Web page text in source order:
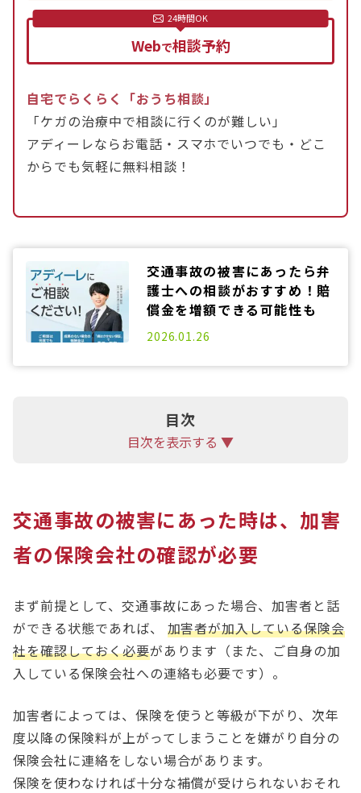
Webで相談予約
自宅でらくらく「おうち相談」
「ケガの治療中で相談に行くのが難しい」
アディーレならお電話・スマホでいつでも・どこ
からでも気軽に無料相談！
交通事故の被害にあったら弁
護士への相談がおすすめ！賠
償金を増額できる可能性も
2025.06.20
2026.01.26
目次
目次を表示する ▼
交通事故の被害にあった時は、加害
者の保険会社の確認が必要
まず前提として、交通事故にあった場合、加害者と話
ができる状態であれば、 加害者が加入している保険会
社を確認しておく必要があります（また、ご自身の加
入している保険会社への連絡も必要です）。
加害者によっては、保険を使うと等級が下がり、次年
度以降の保険料が上がってしまうことを嫌がり自分の
保険会社に連絡をしない場合があります。
保険を使わなければ十分な補償が受けられないおそれ